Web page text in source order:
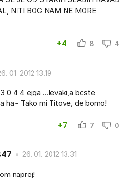
NITI BOG NAM NE MORE
+4 8 4
01. 2012 13.19
0 4 4 ejga ...levaki,a boste
ha~ Tako mi Titove, de bomo!
+7 7 0
26. 01. 2012 13.31
naprej!